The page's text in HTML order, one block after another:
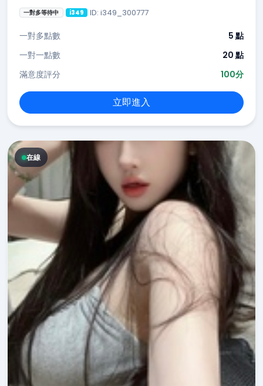
一對多等待中 i349 ID: i349_300777
一對多點數
5 點
一對一點數
20 點
滿意度評分
100分
立即進入
在線